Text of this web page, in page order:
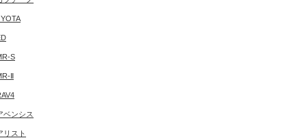
S
Ⅱ
ベンシス
リスト